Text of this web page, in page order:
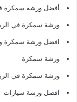
أفضل ورشة سمكرة
ورشة سمكرة في
افضل ورشة سمكرة
ورشة سمكرة
ورشة سمكرة في
افضل ورشة سيارات